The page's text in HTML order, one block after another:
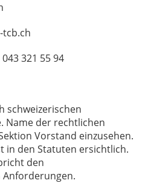
tcb.ch
321 55 94
schweizerischen
Name der rechtlichen
Vorstand einzusehen.
in den Statuten ersichtlich.
den
Anforderungen.